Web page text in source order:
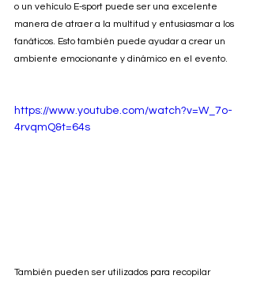
o un vehículo E-sport puede ser una excelente
manera de atraer a la multitud y entusiasmar a los
fanáticos. Esto también puede ayudar a crear un
ambiente emocionante y dinámico en el evento.
https://www.youtube.com/watch?v=W_7o-
4rvqmQ&t=64s
También pueden ser utilizados para recopilar